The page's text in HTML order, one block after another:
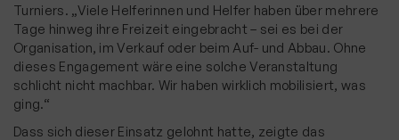
Turniers. „Viele Helferinnen und Helfer haben über mehrere
Tage hinweg ihre Freizeit eingebracht – sei es bei der
Organisation, im Verkauf oder beim Auf- und Abbau. Ohne
dieses Engagement wäre eine solche Veranstaltung
schlicht nicht machbar. Wir haben wirklich mobilisiert, was
ging.“
Dass sich dieser Einsatz gelohnt hatte, zeigte das